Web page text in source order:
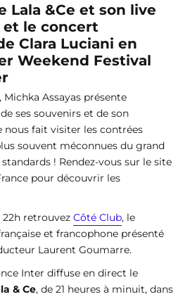
Lala &Ce et son live
et le concert
Clara Luciani en
Weekend Festival
Michka Assayas présente
ses souvenirs et de son
fait visiter les contrées
souvent méconnues du grand
! Rendez-vous sur le site
pour découvrir les
retrouvez Côté Club, le
et francophone présenté
Laurent Goumarre.
Inter diffuse en direct le
& Ce, de 21 heures à minuit, dans